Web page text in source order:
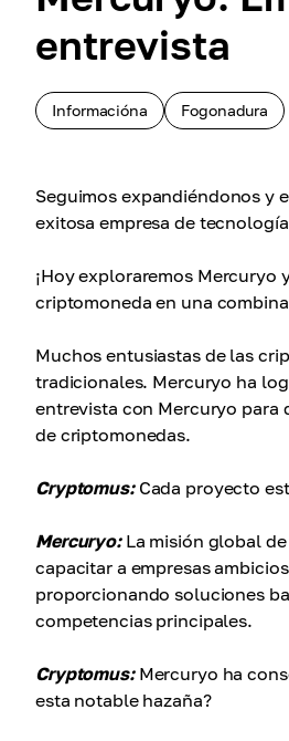
entrevista
Informacióna Fogonadura
Seguimos expandiéndonos y
exitosa empresa de
¡Hoy exploraremos
criptomoneda en una
Muchos entusiastas de las
tradicionales. Mercuryo ha
entrevista con Mercuryo para
de criptomonedas.
Cryptomus:Cada proyecto
Mercuryo:La misión global de
capacitar a empresas
proporcionando soluciones
competencias principales.
Cryptomus:Mercuryo ha
esta notable hazaña?